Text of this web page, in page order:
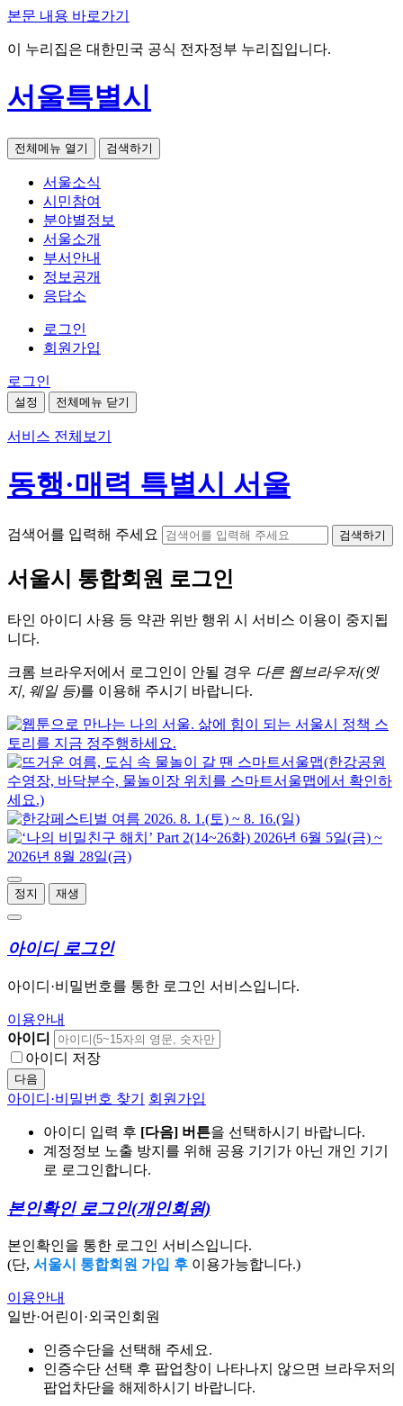
본문 내용 바로가기
이 누리집은 대한민국 공식 전자정부 누리집입니다.
서울특별시
전체메뉴 열기 검색하기
서울소식
시민참여
분야별정보
서울소개
부서안내
정보공개
응답소
로그인
회원가입
로그인
설정 전체메뉴 닫기
서비스 전체보기
동행·매력 특별시 서울
검색어를 입력해 주세요 검색하기
서울시 통합회원 로그인
타인 아이디 사용 등 약관 위반 행위 시 서비스 이용이 중지됩
니다.
크롬 브라우저에서 로그인이 안될 경우 다른 웹브라우저(엣
지, 웨일 등)를 이용해 주시기 바랍니다.
정지 재생
아이디 로그인
아이디·비밀번호를 통한 로그인 서비스입니다.
이용안내
아이디
아이디 저장
다음
아이디·비밀번호 찾기 회원가입
아이디 입력 후 [다음] 버튼을 선택하시기 바랍니다.
계정정보 노출 방지를 위해 공용 기기가 아닌 개인 기기
로 로그인합니다.
본인확인 로그인(개인회원)
본인확인을 통한 로그인 서비스입니다.
(단, 서울시 통합회원 가입 후 이용가능합니다.)
이용안내
일반·어린이·외국인회원
인증수단을 선택해 주세요.
인증수단 선택 후 팝업창이 나타나지 않으면 브라우저의
팝업차단을 해제하시기 바랍니다.